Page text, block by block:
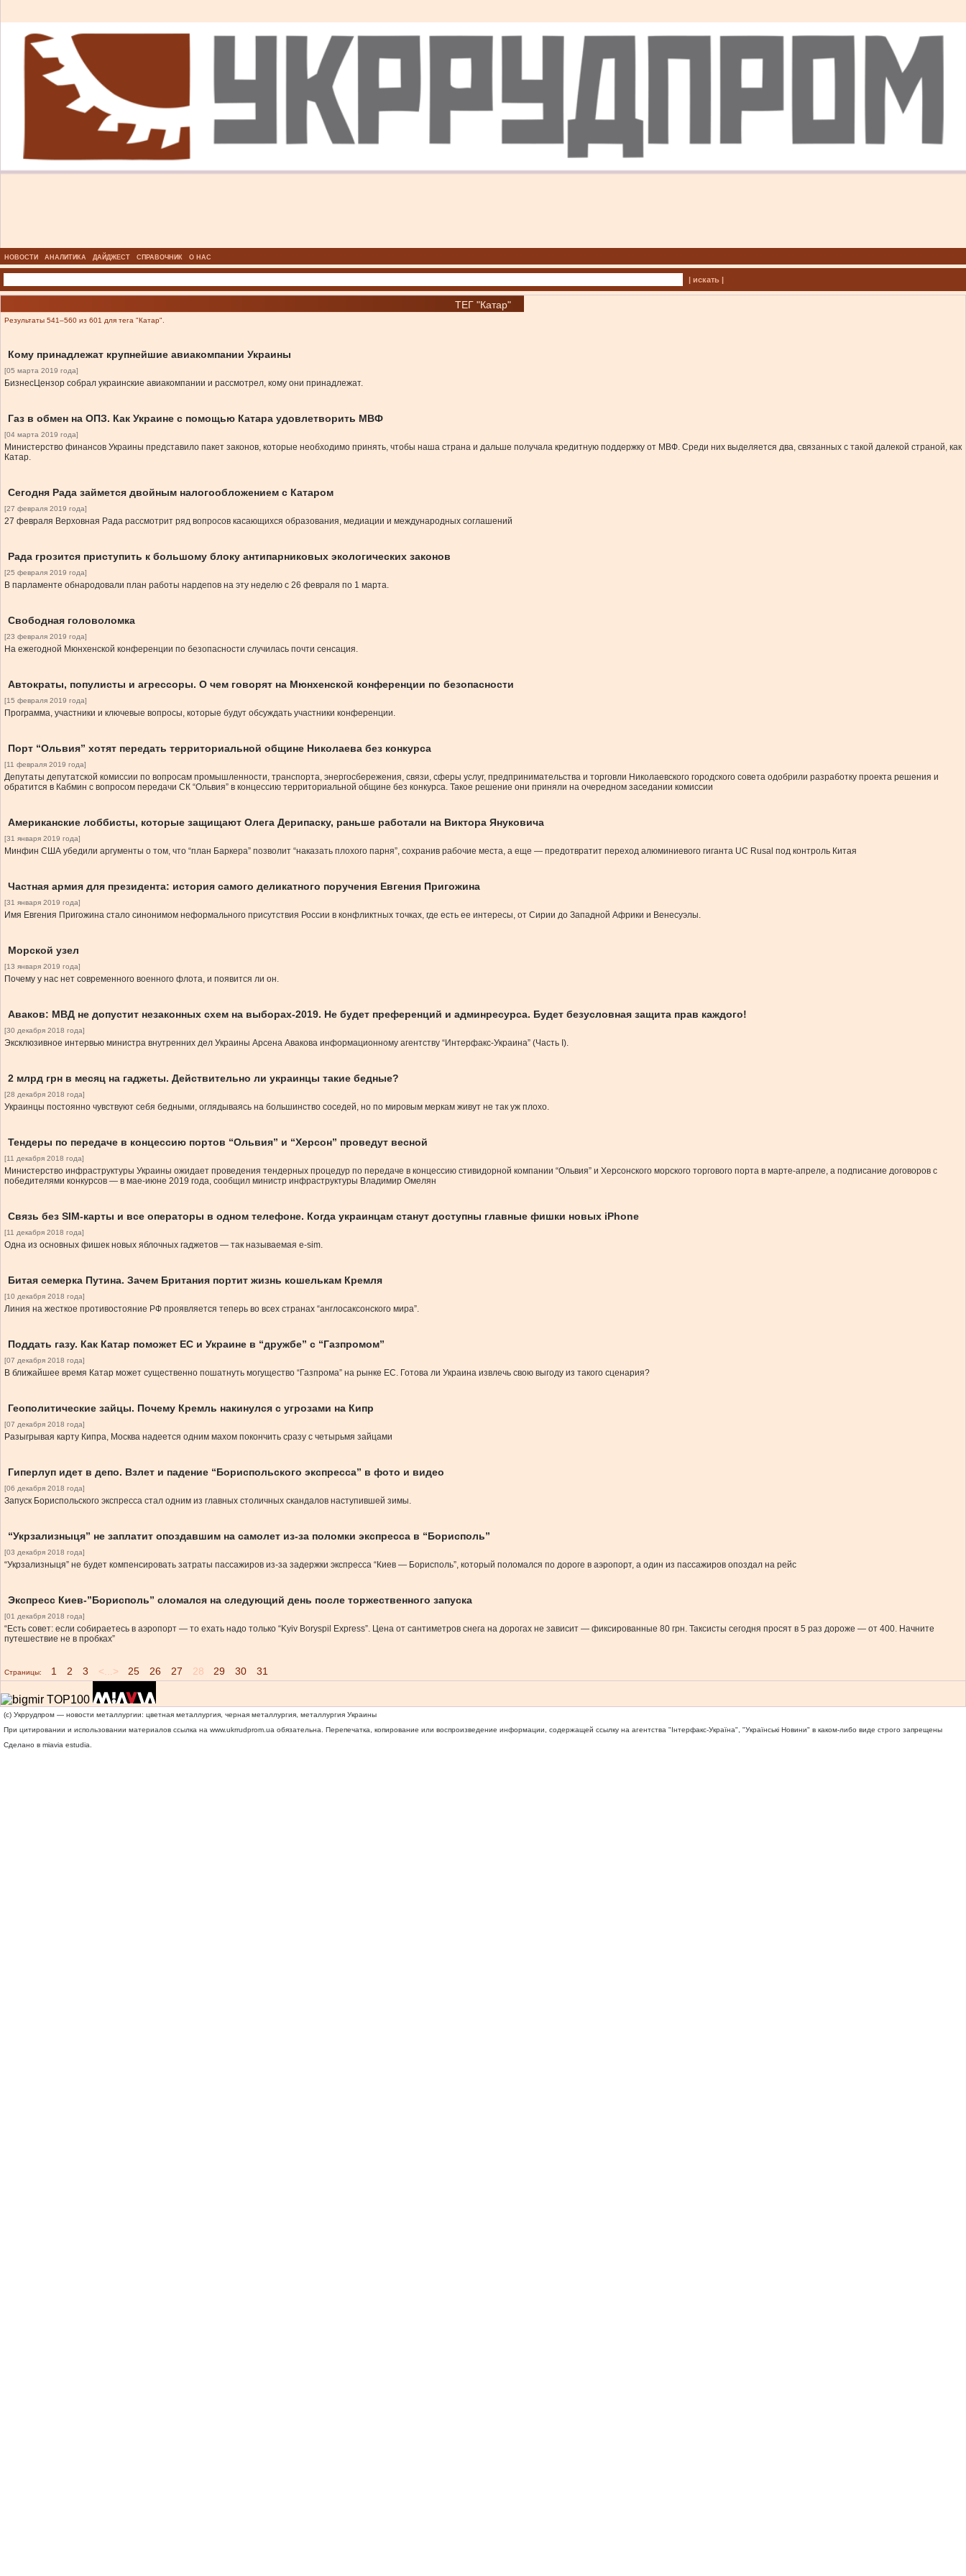
НОВОСТИ АНАЛИТИКА ДАЙДЖЕСТ СПРАВОЧНИК О НАС
| искать |
ТЕГ "Катар"
Результаты 541–560 из 601 для тега "Катар".
Кому принадлежат крупнейшие авиакомпании Украины
[05 марта 2019 года]
БизнесЦензор собрал украинские авиакомпании и рассмотрел, кому они принадлежат.
Газ в обмен на ОПЗ. Как Украине с помощью Катара удовлетворить МВФ
[04 марта 2019 года]
Министерство финансов Украины представило пакет законов, которые необходимо принять, чтобы наша страна и дальше получала кредитную поддержку от МВФ. Среди них выделяется два, связанных с такой далекой страной, как
Катар.
Сегодня Рада займется двойным налогообложением с Катаром
[27 февраля 2019 года]
27 февраля Верховная Рада рассмотрит ряд вопросов касающихся образования, медиации и международных соглашений
Рада грозится приступить к большому блоку антипарниковых экологических законов
[25 февраля 2019 года]
В парламенте обнародовали план работы нардепов на эту неделю с 26 февраля по 1 марта.
Свободная головоломка
[23 февраля 2019 года]
На ежегодной Мюнхенской конференции по безопасности случилась почти сенсация.
Автократы, популисты и агрессоры. О чем говорят на Мюнхенской конференции по безопасности
[15 февраля 2019 года]
Программа, участники и ключевые вопросы, которые будут обсуждать участники конференции.
Порт “Ольвия” хотят передать территориальной общине Николаева без конкурса
[11 февраля 2019 года]
Депутаты депутатской комиссии по вопросам промышленности, транспорта, энергосбережения, связи, сферы услуг, предпринимательства и торговли Николаевского городского совета одобрили разработку проекта решения и
обратится в Кабмин с вопросом передачи СК “Ольвия” в концессию территориальной общине без конкурса. Такое решение они приняли на очередном заседании комиссии
Американские лоббисты, которые защищают Олега Дерипаску, раньше работали на Виктора Януковича
[31 января 2019 года]
Минфин США убедили аргументы о том, что “план Баркера” позволит “наказать плохого парня”, сохранив рабочие места, а еще — предотвратит переход алюминиевого гиганта UC Rusal под контроль Китая
Частная армия для президента: история самого деликатного поручения Евгения Пригожина
[31 января 2019 года]
Имя Евгения Пригожина стало синонимом неформального присутствия России в конфликтных точках, где есть ее интересы, от Сирии до Западной Африки и Венесуэлы.
Морской узел
[13 января 2019 года]
Почему у нас нет современного военного флота, и появится ли он.
Аваков: МВД не допустит незаконных схем на выборах-2019. Не будет преференций и админресурса. Будет безусловная защита прав каждого!
[30 декабря 2018 года]
Эксклюзивное интервью министра внутренних дел Украины Арсена Авакова информационному агентству “Интерфакс-Украина” (Часть I).
2 млрд грн в месяц на гаджеты. Действительно ли украинцы такие бедные?
[28 декабря 2018 года]
Украинцы постоянно чувствуют себя бедными, оглядываясь на большинство соседей, но по мировым меркам живут не так уж плохо.
Тендеры по передаче в концессию портов “Ольвия” и “Херсон” проведут весной
[11 декабря 2018 года]
Министерство инфраструктуры Украины ожидает проведения тендерных процедур по передаче в концессию стивидорной компании “Ольвия” и Херсонского морского торгового порта в марте-апреле, а подписание договоров с
победителями конкурсов — в мае-июне 2019 года, сообщил министр инфраструктуры Владимир Омелян
Связь без SIM-карты и все операторы в одном телефоне. Когда украинцам станут доступны главные фишки новых iPhone
[11 декабря 2018 года]
Одна из основных фишек новых яблочных гаджетов — так называемая e-sim.
Битая семерка Путина. Зачем Британия портит жизнь кошелькам Кремля
[10 декабря 2018 года]
Линия на жесткое противостояние РФ проявляется теперь во всех странах “англосаксонского мира”.
Поддать газу. Как Катар поможет ЕС и Украине в “дружбе” с “Газпромом”
[07 декабря 2018 года]
В ближайшее время Катар может существенно пошатнуть могущество “Газпрома” на рынке ЕС. Готова ли Украина извлечь свою выгоду из такого сценария?
Геополитические зайцы. Почему Кремль накинулся с угрозами на Кипр
[07 декабря 2018 года]
Разыгрывая карту Кипра, Москва надеется одним махом покончить сразу с четырьмя зайцами
Гиперлуп идет в депо. Взлет и падение “Бориспольского экспресса” в фото и видео
[06 декабря 2018 года]
Запуск Бориспольского экспресса стал одним из главных столичных скандалов наступившей зимы.
“Укрзализныця” не заплатит опоздавшим на самолет из-за поломки экспресса в “Борисполь”
[03 декабря 2018 года]
“Укрзализныця” не будет компенсировать затраты пассажиров из-за задержки экспресса “Киев — Борисполь”, который поломался по дороге в аэропорт, а один из пассажиров опоздал на рейс
Экспресс Киев-”Борисполь” сломался на следующий день после торжественного запуска
[01 декабря 2018 года]
“Есть совет: если собираетесь в аэропорт — то ехать надо только “Kyiv Boryspil Express”. Цена от сантиметров снега на дорогах не зависит — фиксированные 80 грн. Таксисты сегодня просят в 5 раз дороже — от 400. Начните
путешествие не в пробках”
Страницы: 1 2 3 <...> 25 26 27 28 29 30 31
(c) Укррудпром — новости металлургии: цветная металлургия, черная металлургия, металлургия Украины
При цитировании и использовании материалов ссылка на www.ukrrudprom.ua обязательна. Перепечатка, копирование или воспроизведение информации, содержащей ссылку на агентства "Iнтерфакс-Україна", "Українськi Новини" в каком-либо виде строго запрещены
Сделано в miavia estudia.